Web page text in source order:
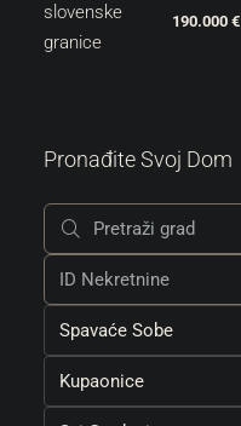
190.000 €
Pronađite Svoj Dom
Spavaće Sobe
Kupaonice